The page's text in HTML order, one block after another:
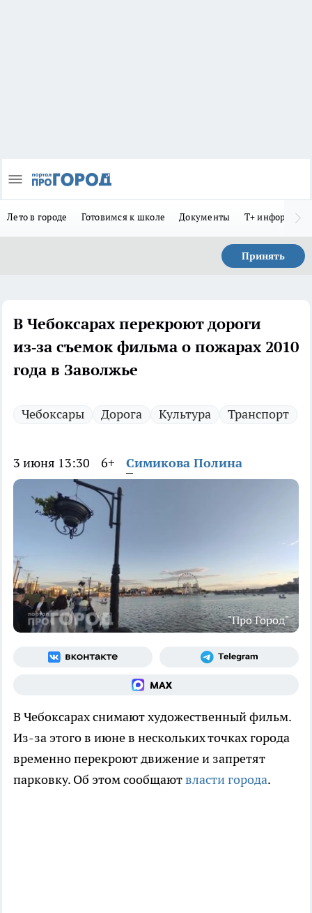
Лето в городе Готовимся к школе Документы Т+
Принять
В Чебоксарах перекроют дороги
из‑за съемок фильма о пожарах 2010
года в Заволжье
Чебоксары Дорога Культура Транспорт
3 июня 13:30 6+ Симикова Полина
"Про Город"
В Чебоксарах снимают художественный фильм.
Из-за этого в июне в нескольких точках города
временно перекроют движение и запретят
парковку. Об этом сообщаютвласти города.